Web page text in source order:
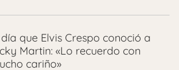
día que Elvis Crespo conoció a
Martin: «Lo recuerdo con
cariño»